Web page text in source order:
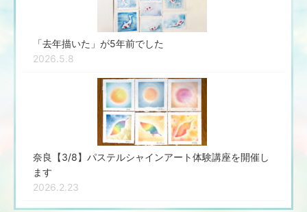
「去年描いた」が5年前でした
2026.5.8
奈良【3/8】パステルシャインアート体験講座を開催し
ます
2026.2.23